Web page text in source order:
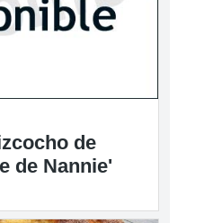
de
de Nannie'